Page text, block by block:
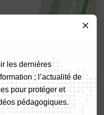
les dernières
; l’actualité de
pour protéger et
pédagogiques.